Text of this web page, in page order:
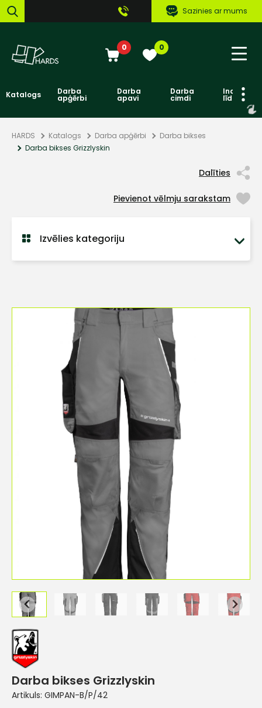
Sazinies ar mums
0 0
Katalogs Darba
apģērbi
Darba
apavi
Darba
cimdi līdzekļi
HARDS Katalogs Darba apģērbi
Darba bikses
Darba bikses Grizzlyskin
Dalīties
Pievienot vēlmju sarakstam
Izvēlies kategoriju
Darba bikses Grizzlyskin
Artikuls: GIMPAN-B/P/42